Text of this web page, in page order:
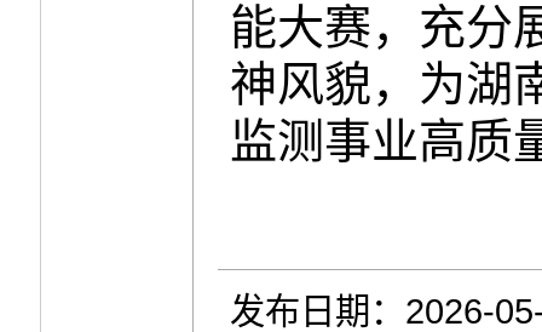
能大赛，充分
神风貌，为湖
监测事业高质
发布日期：2026-